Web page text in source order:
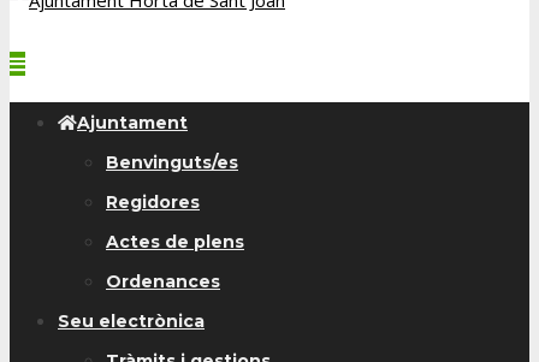
Ajuntament
Benvinguts/es
Regidores
Actes de plens
Ordenances
Seu electrònica